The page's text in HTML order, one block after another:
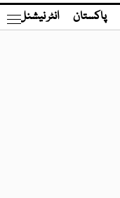
پاکستان انٹر نیشنل